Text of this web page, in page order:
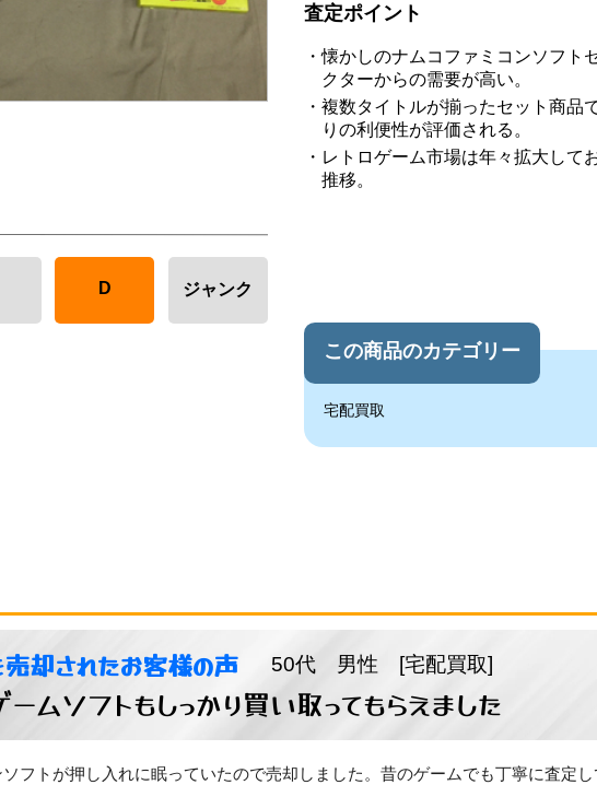
査定ポイント
懐かしのナムコファミコンソフト
クターからの需要が高い。
複数タイトルが揃ったセット商品
りの利便性が評価される。
レトロゲーム市場は年々拡大して
推移。
この商品のカテゴリー
宅配買取
D ジャンク
売却されたお客様の声 50代 男性 [宅配買取]
ムソフトもしっかり買い取ってもらえました
フトが押し入れに眠っていたので売却しました。昔のゲームでも丁寧に査定